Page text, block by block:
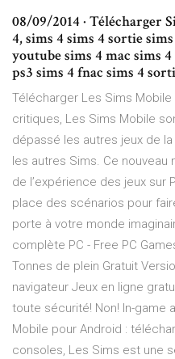
08/09/2014 · Télécharger
4, sims 4 sims 4 sortie
youtube sims 4 mac sims
ps3 sims 4 fnac sims 4
Télécharger Les Sims
critiques, Les Sims Mobile
dépassé les autres jeux de
les autres Sims. Ce
de l’expérience des jeux sur
place des scénarios pour
porte à votre monde
complète PC - Free PC
Tonnes de plein Gratuit
navigateur Jeux en ligne
toute sécurité! Non! In-game
Mobile pour Android :
consoles, Les Sims est une